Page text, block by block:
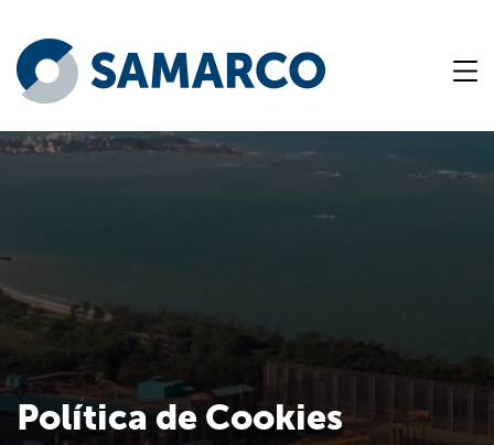
Política de Cookies